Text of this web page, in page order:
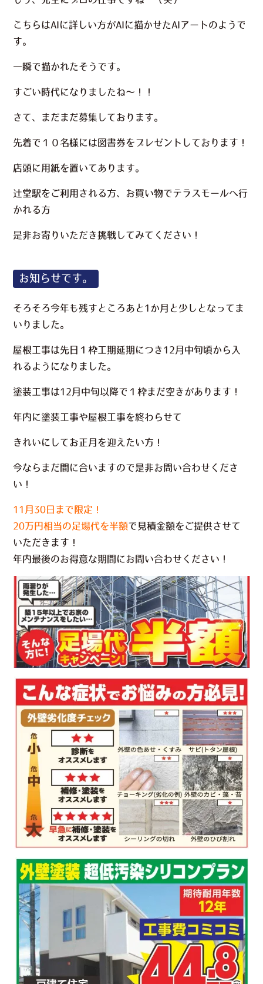
こちらはAIに詳しい方がAIに描かせたAIアートのようで
す。
一瞬で描かれたそうです。
すごい時代になりましたね～！！
さて、まだまだ募集しております。
先着で１０名様には図書券をプレゼントしております！
店頭に用紙を置いてあります。
辻堂駅をご利用される方、お買い物でテラスモールへ行
かれる方
是非お寄りいただき挑戦してみてください！
お知らせです。
そろそろ今年も残すところあと1か月と少しとなってま
いりました。
屋根工事は先日１枠工期延期につき12月中旬頃から入
れるようになりました。
塗装工事は12月中旬以降で１枠まだ空きがあります！
年内に塗装工事や屋根工事を終わらせて
きれいにしてお正月を迎えたい方！
今ならまだ間に合いますので是非お問い合わせくださ
い！
11月30日まで限定！
20万円相当の足場代を半額で見積金額をご提供させて
いただきます！
年内最後のお得意な期間にお問い合わせください！